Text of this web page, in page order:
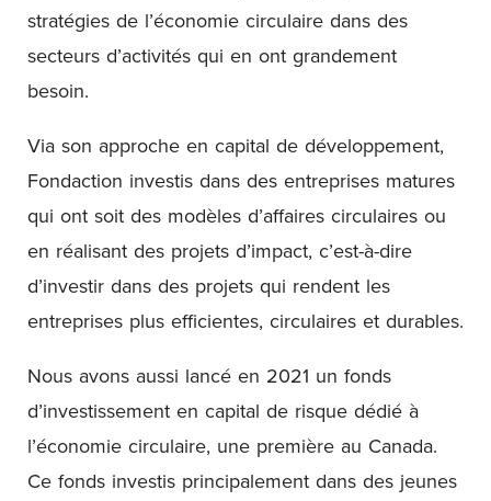
stratégies de l’économie circulaire dans des
secteurs d’activités qui en ont grandement
besoin.
Via son approche en capital de développement,
Fondaction investis dans des entreprises matures
qui ont soit des modèles d’affaires circulaires ou
en réalisant des projets d’impact, c’est-à-dire
d’investir dans des projets qui rendent les
entreprises plus efficientes, circulaires et durables.
Nous avons aussi lancé en 2021 un fonds
d’investissement en capital de risque dédié à
l’économie circulaire, une première au Canada.
Ce fonds investis principalement dans des jeunes